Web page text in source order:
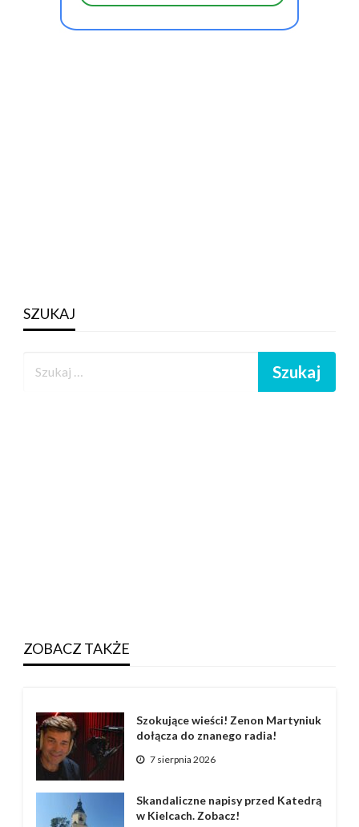
SZUKAJ
ZOBACZ TAKŻE
Szokujące wieści! Zenon Martyniuk
dołącza do znanego radia!
7 sierpnia 2026
Skandaliczne napisy przed Katedrą
w Kielcach. Zobacz!